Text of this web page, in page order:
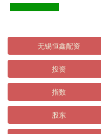
无锡恒鑫配资
投资
指数
股东